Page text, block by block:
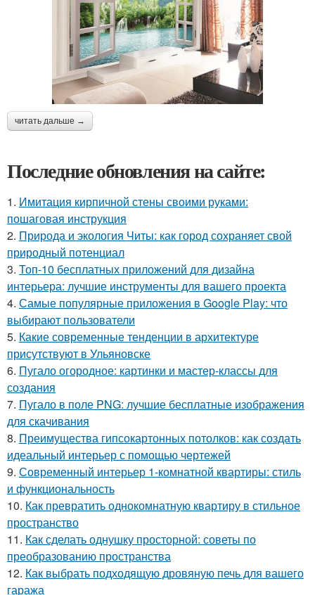
читать дальше →
Последние обновления на сайте:
1. Имитация кирпичной стены своими руками:
пошаговая инструкция
2. Природа и экология Читы: как город сохраняет свой
природный потенциал
3. Топ-10 бесплатных приложений для дизайна
интерьера: лучшие инструменты для вашего проекта
4. Самые популярные приложения в Google Play: что
выбирают пользователи
5. Какие современные тенденции в архитектуре
присутствуют в Ульяновске
6. Пугало огородное: картинки и мастер-классы для
создания
7. Пугало в поле PNG: лучшие бесплатные изображения
для скачивания
8. Преимущества гипсокартонных потолков: как создать
идеальный интерьер с помощью чертежей
9. Современный интерьер 1-комнатной квартиры: стиль
и функциональность
10. Как превратить однокомнатную квартиру в стильное
пространство
11. Как сделать однушку просторной: советы по
преобразованию пространства
12. Как выбрать подходящую дровяную печь для вашего
гаража